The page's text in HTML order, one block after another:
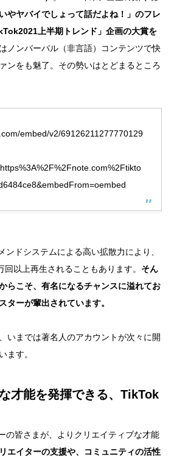
やヤバイでしょって話だよね！」のフレ
上半期トレンド」企画の大賞を
ノンバーバル（非言語）コンテンツで快
ンをも魅了。その勢いはとどまるところ
embed/v2/69126211277770129
ンドシステムによる高い拡散力により、
以上再生されることもあります。 そん
らこそ、有名になるチャンスに溢れてお
ターが輩出されています。
いまでは著名人のアカウントが次々に開
ます。
才能を発揮できる、TikTok
の皆さまが、よりクリエイティブな才能
エイターの支援や、コミュニティの活性